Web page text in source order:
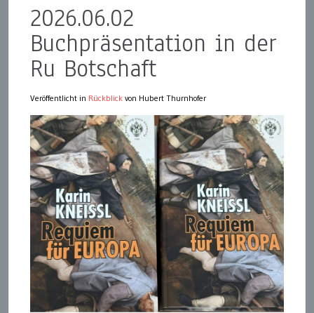
2026.06.02
Buchpräsentation in der
Ru Botschaft
Veröffentlicht in Rückblick von Hubert Thurnhofer